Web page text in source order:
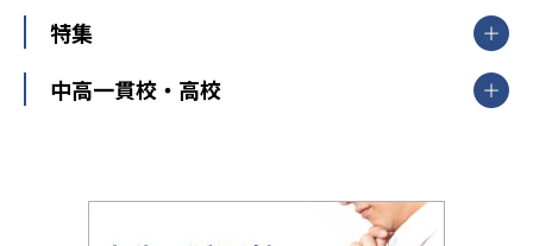
新潟県
中部
愛知県
静岡県
長野県
大阪府
兵庫県 京都府 奈良県
和歌山県
個別教室のトライ
武田塾
中学受験
大学受験
教育全般
特集
開成番長直伝！子どもの受験を成功させる方法
運動と遊びを考える
中高一貫校・高校
大学入試改革